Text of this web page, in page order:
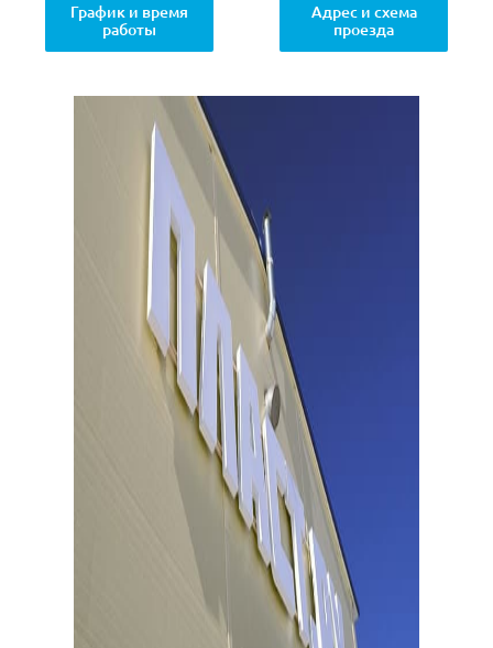
График и время
работы
Адрес и схема
проезда